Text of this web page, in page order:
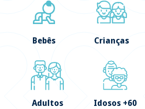
Bebês Crianças
Adultos Idosos +60